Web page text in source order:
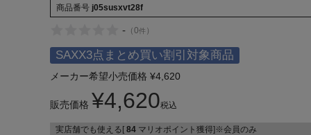
サックス SAXX
商品番号 j05susxvt28f
- （0件 ）
SAXX3点まとめ買い割引対象商品
メーカー希望小売価格 ¥4,620
販売価格 ¥4,620税込
実店舗でも使える[ 84 マリオポイント獲得]※会員のみ